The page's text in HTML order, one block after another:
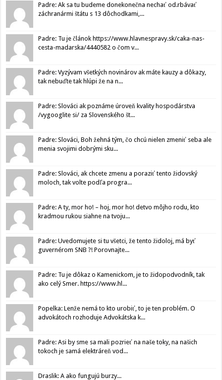
Padre: Ak sa tu budeme donekonečna nechať od.rbávať
záchranármi štátu s 13 dôchodkami,...
Padre: Tu je článok https://www.hlavnespravy.sk/caka-nas-
cesta-madarska/4440582 o čom v...
Padre: Vyzývam všetkých novinárov ak máte kauzy a dôkazy,
tak nebuďte tak hlúpi že na n...
Padre: Slováci ak poznáme úroveň kvality hospodárstva
/vygooglite si/ za Slovenského št...
Padre: Slováci, Boh žehná tým, čo chcú nielen zmeniť seba ale
menia svojimi dobrými sku...
Padre: Slováci, ak chcete zmenu a poraziť tento židovský
moloch, tak volte podľa progra...
Padre: A ty, mor ho! – hoj, mor ho! detvo môjho rodu, kto
kradmou rukou siahne na tvoju...
Padre: Uvedomujete si tu všetci, že tento židoloj, má byť
guvernérom SNB ?! Porovnajte...
Padre: Tu je dôkaz o Kamenickom, je to židopodvodník, tak
ako celý Smer. https://www.hl...
Popelka: Lenže nemá to kto urobiť, to je ten problém. O
advokátoch rozhoduje Advokátska k...
Padre: Asi by sme sa mali pozrieť na naše toky, na našich
tokoch je samá elektráreň vod...
Draslik: A ako fungujú burzy...